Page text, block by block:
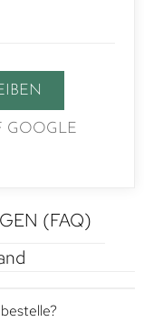
GOOGLE
(FAQ)